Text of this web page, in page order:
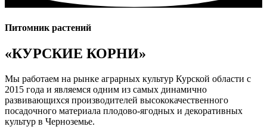
Питомник растений
«КУРСКИЕ КОРНИ»
Мы работаем на рынке аграрных культур Курской области с
2015 года и являемся одним из самых динамично
развивающихся производителей высококачественного
посадочного материала плодово-ягодных и декоративных
культур в Черноземье.